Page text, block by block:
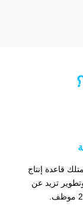
قاعدة إنتاج
بحث وتطوير تزيد عن